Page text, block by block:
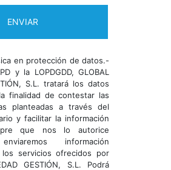
en protección de datos.-
y la LOPDGDD, GLOBAL
S.L. tratará los datos
finalidad de contestar las
planteadas a través del
y facilitar la información
que nos lo autorice
información
los servicios ofrecidos por
GESTIÓN, S.L. Podrá